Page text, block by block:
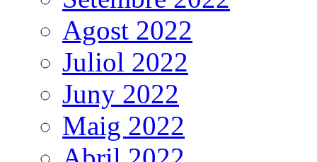
Agost 2022
Juliol 2022
Juny 2022
Maig 2022